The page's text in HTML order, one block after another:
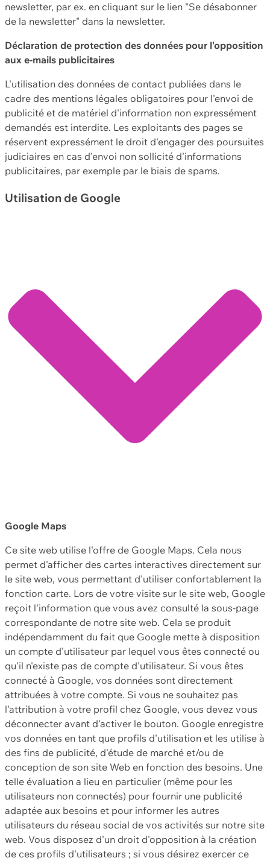
newsletter, par ex. en cliquant sur le lien "Se désabonner
de la newsletter" dans la newsletter.
Déclaration de protection des données pour l'opposition
aux e-mails publicitaires
L'utilisation des données de contact publiées dans le
cadre des mentions légales obligatoires pour l'envoi de
publicité et de matériel d'information non expressément
demandés est interdite. Les exploitants des pages se
réservent expressément le droit d'engager des poursuites
judiciaires en cas d'envoi non sollicité d'informations
publicitaires, par exemple par le biais de spams.
Utilisation de Google
Google Maps
Ce site web utilise l'offre de Google Maps. Cela nous
permet d'afficher des cartes interactives directement sur
le site web, vous permettant d'utiliser confortablement la
fonction carte. Lors de votre visite sur le site web, Google
reçoit l'information que vous avez consulté la sous-page
correspondante de notre site web. Cela se produit
indépendamment du fait que Google mette à disposition
un compte d'utilisateur par lequel vous êtes connecté ou
qu'il n'existe pas de compte d'utilisateur. Si vous êtes
connecté à Google, vos données sont directement
attribuées à votre compte. Si vous ne souhaitez pas
l'attribution à votre profil chez Google, vous devez vous
déconnecter avant d'activer le bouton. Google enregistre
vos données en tant que profils d'utilisation et les utilise à
des fins de publicité, d'étude de marché et/ou de
conception de son site Web en fonction des besoins. Une
telle évaluation a lieu en particulier (même pour les
utilisateurs non connectés) pour fournir une publicité
adaptée aux besoins et pour informer les autres
utilisateurs du réseau social de vos activités sur notre site
web. Vous disposez d'un droit d'opposition à la création
de ces profils d'utilisateurs ; si vous désirez exercer ce